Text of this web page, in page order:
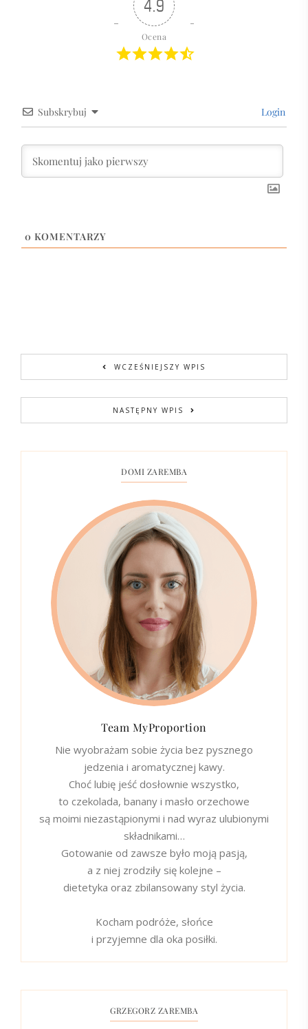
4.9
Ocena
Subskrybuj Login
0 KOMENTARZY
WCZEŚNIEJSZY WPIS
NASTĘPNY WPIS
DOMI ZAREMBA
Team MyProportion
Nie wyobrażam sobie życia bez pysznego
jedzenia i aromatycznej kawy.
Choć lubię jeść dosłownie wszystko,
to czekolada, banany i masło orzechowe
są moimi niezastąpionymi i nad wyraz ulubionymi
składnikami…
Gotowanie od zawsze było moją pasją,
a z niej zrodziły się kolejne –
dietetyka oraz zbilansowany styl życia.
Kocham podróże, słońce
i przyjemne dla oka posiłki.
GRZEGORZ ZAREMBA